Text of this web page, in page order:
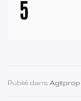
Publié dans Agitprop